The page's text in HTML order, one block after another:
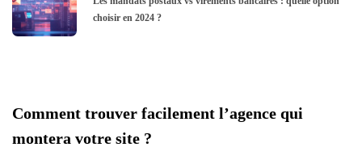
choisir en 2024 ?
Comment trouver facilement l’agence qui
montera votre site ?